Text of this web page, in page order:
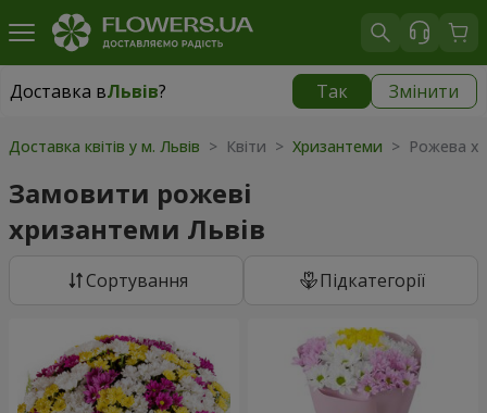
Доставка вЛьвів? Так Змінити
Доставка вЛьвів|
Доставка квітів у м. Львів > Квіти > Хризантеми > Рожева
Замовити рожеві
хризантеми Львів
Сортування Підкатегорії